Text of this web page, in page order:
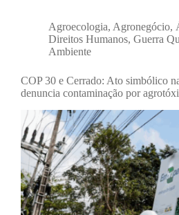
Agroecologia, Agronegócio,
Direitos Humanos, Guerra
Ambiente
COP 30 e Cerrado: Ato simbólico
denuncia contaminação por